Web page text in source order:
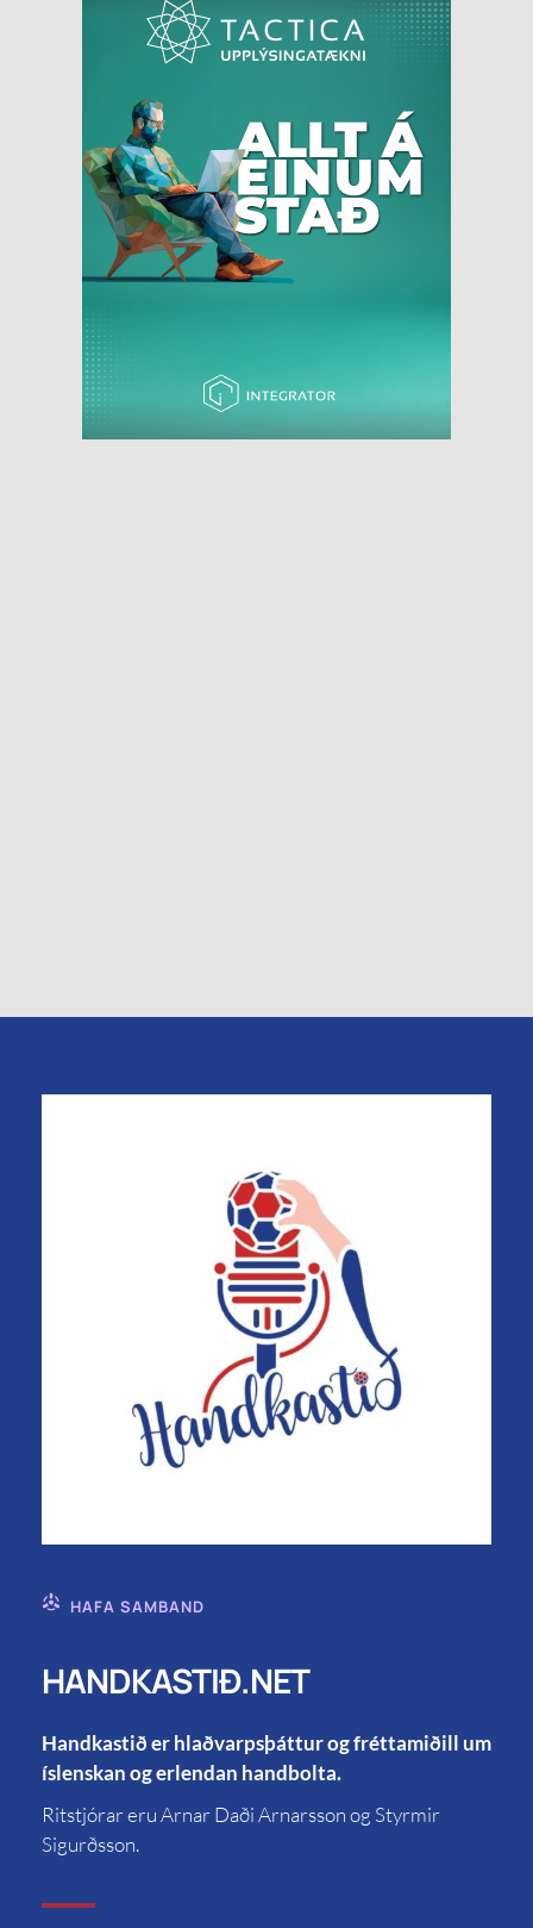
HAFA SAMBAND
HANDKASTIÐ.NET
Handkastið er hlaðvarpsþáttur og fréttamiðill um
íslenskan og erlendan handbolta.
Ritstjórar eru Arnar Daði Arnarsson og Styrmir
Sigurðsson.